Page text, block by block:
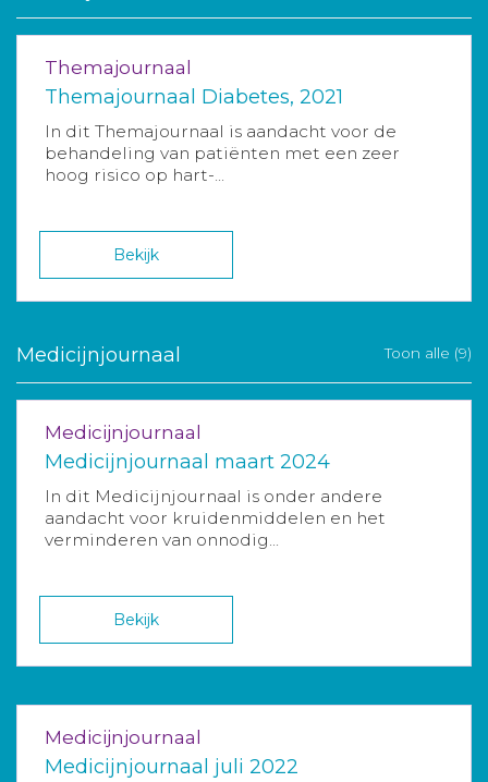
Themajournaal
Themajournaal Diabetes, 2021
In dit Themajournaal is aandacht voor de
behandeling van patiënten met een zeer
hoog risico op hart-...
Bekijk
Medicijnjournaal Toon alle (9)
Medicijnjournaal
Medicijnjournaal maart 2024
In dit Medicijnjournaal is onder andere
aandacht voor kruidenmiddelen en het
verminderen van onnodig...
Bekijk
Medicijnjournaal
Medicijnjournaal juli 2022